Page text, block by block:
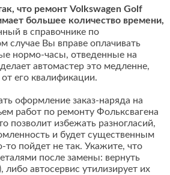
что ремонт Volkswagen Golf
большее количество времени,
в справочнике по
случае Вы вправе оплачивать
нормо-часы, отведенные на
автомастер это медленне,
его квалификации.
оформление заказ-наряда на
работ по ремонту Фольксвагена
позволит избежать разногласий,
и будет существенным
то пойдет не так. Укажите, что
после замены: вернуть
либо автосервис утилизирует их